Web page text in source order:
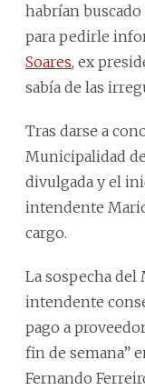
habrían
para pedirle
Soares, ex
sabía de las
Tras darse a
Municipalidad
divulgada y el
intendente
cargo.
La sospecha del
intendente
pago a
fin de semana”
Fernando